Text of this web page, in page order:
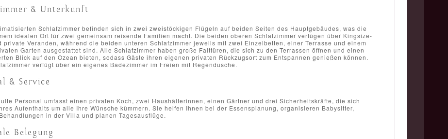
& Unterkunft
Schlafzimmer befinden sich in zwei zweistöckigen Flügeln auf beiden Seiten des Hauptgebäudes, was die
idealen Ort für zwei gemeinsam reisende Familien macht. Die beiden oberen Schlafzimmer verfügen über Kingsize-
private Veranden, während die beiden unteren Schlafzimmer jeweils mit zwei Einzelbetten, einer Terrasse und einem
Garten ausgestattet sind. Alle Schlafzimmer haben große Falttüren, die sich zu den Terrassen öffnen und einen
Blick auf den Ozean bieten, sodass Gäste ihren eigenen privaten Rückzugsort zum Entspannen genießen können.
verfügt über ein eigenes Badezimmer im Freien mit Regendusche.
& Service
Personal umfasst einen privaten Koch, zwei Haushälterinnen, einen Gärtner und drei Sicherheitskräfte, die sich
Aufenthalts um alle Ihre Wünsche kümmern. Sie helfen Ihnen bei der Essensplanung, organisieren Babysitter,
in der Villa und planen Tagesausflüge.
Belegung